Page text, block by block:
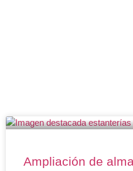
Ampliación de